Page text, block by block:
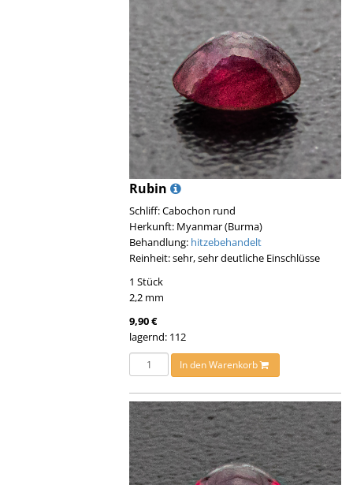
Rubin
Schliff: Cabochon rund
Herkunft: Myanmar (Burma)
Behandlung: hitzebehandelt
Reinheit: sehr, sehr deutliche Einschlüsse
1 Stück
2,2 mm
9,90 €
lagernd: 112
In den Warenkorb